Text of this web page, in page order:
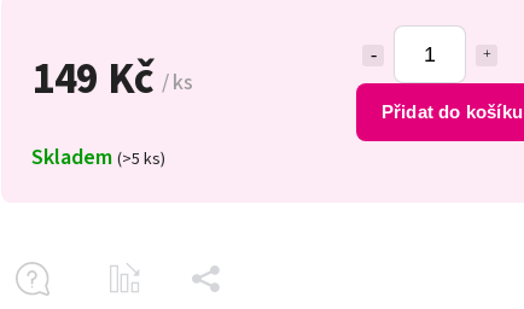
149 Kč / ks
Přidat do košíku
Skladem (>5 ks)